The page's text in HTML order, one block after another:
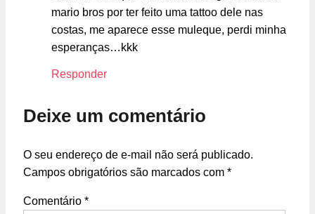
mario bros por ter feito uma tattoo dele nas
costas, me aparece esse muleque, perdi minha
esperanças…kkk
Responder
Deixe um comentário
O seu endereço de e-mail não será publicado.
Campos obrigatórios são marcados com *
Comentário *